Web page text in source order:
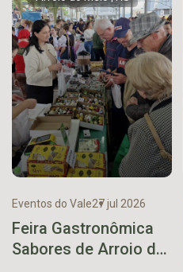
Eventos do Vale27 jul 2026
Feira Gastronômica
Sabores de Arroio do